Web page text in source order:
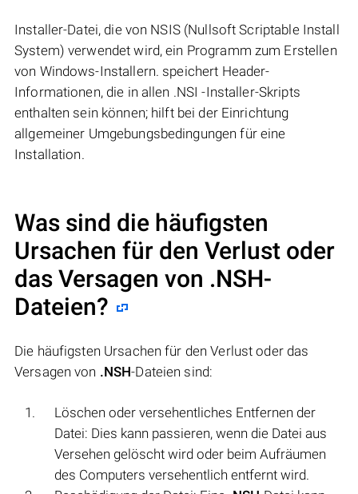
Installer-Datei, die von NSIS (Nullsoft Scriptable Install
System) verwendet wird, ein Programm zum Erstellen
von Windows-Installern. speichert Header-
Informationen, die in allen .NSI -Installer-Skripts
enthalten sein können; hilft bei der Einrichtung
allgemeiner Umgebungsbedingungen für eine
Installation.
Was sind die häufigsten
Ursachen für den Verlust oder
das Versagen von .NSH-
Dateien?
Die häufigsten Ursachen für den Verlust oder das
Versagen von .NSH-Dateien sind:
Löschen oder versehentliches Entfernen der
Datei: Dies kann passieren, wenn die Datei aus
Versehen gelöscht wird oder beim Aufräumen
des Computers versehentlich entfernt wird.